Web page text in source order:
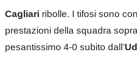
Cagliari ribolle. I tifosi sono
prestazioni della squadra
pesantissimo 4-0 subito dall’